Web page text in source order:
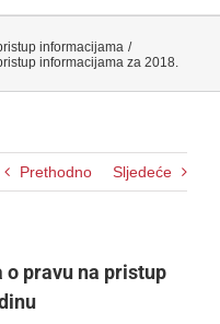
informacijama
informacijama za 2018.
Prethodno Sljedeće
o pravu na pristup